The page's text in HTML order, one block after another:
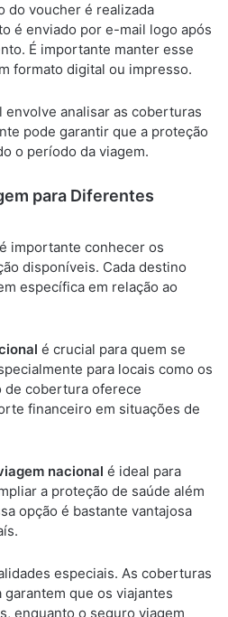
do voucher é realizada
é enviado por e-mail logo após
É importante manter esse
formato digital ou impresso.
analisar as coberturas
pode garantir que a proteção
o período da viagem.
para Diferentes
importante conhecer os
disponíveis. Cada destino
específica em relação ao
é crucial para quem se
para locais como os
de cobertura oferece
financeiro em situações de
nacional é ideal para
a proteção de saúde além
opção é bastante vantajosa
especiais. As coberturas
garantem que os viajantes
enquanto o seguro viagem